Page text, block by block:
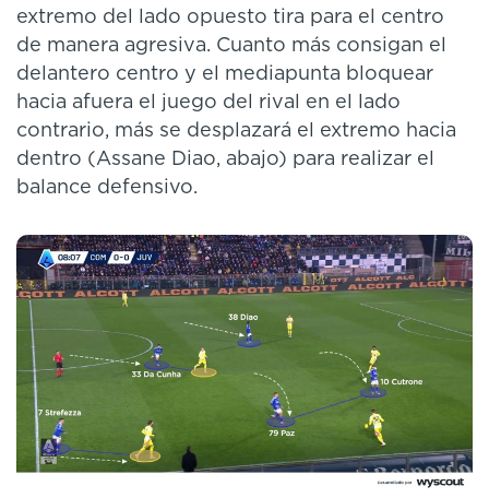
extremo del lado opuesto tira para el centro
de manera agresiva. Cuanto más consigan el
delantero centro y el mediapunta bloquear
hacia afuera el juego del rival en el lado
contrario, más se desplazará el extremo hacia
dentro (Assane Diao, abajo) para realizar el
balance defensivo.